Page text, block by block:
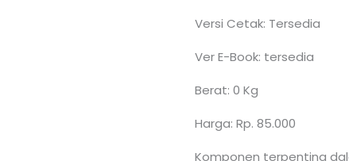
Versi Cetak: Tersedia
Ver E-Book: tersedia
Berat: 0 Kg
Harga: Rp. 85.000
Komponen terpenting